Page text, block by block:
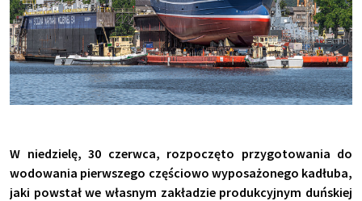
W niedzielę, 30 czerwca, rozpoczęto przygotowania do
wodowania pierwszego częściowo wyposażonego kadłuba,
jaki powstał we własnym zakładzie produkcyjnym duńskiej